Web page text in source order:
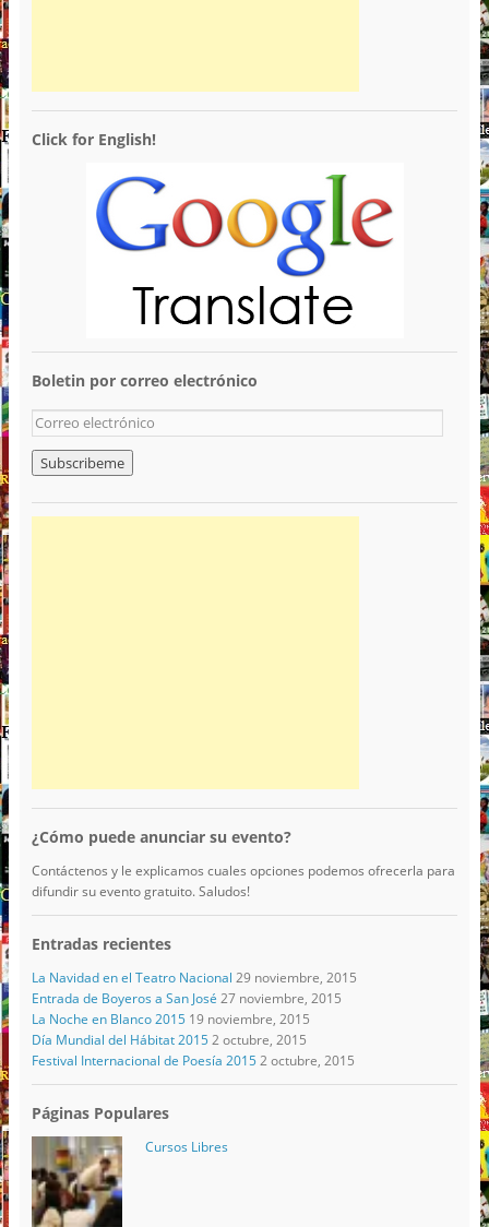
Click for English!
Boletin por correo electrónico
¿Cómo puede anunciar su evento?
Contáctenos y le explicamos cuales opciones podemos ofrecerla para
difundir su evento gratuito. Saludos!
Entradas recientes
La Navidad en el Teatro Nacional 29 noviembre, 2015
Entrada de Boyeros a San José 27 noviembre, 2015
La Noche en Blanco 2015 19 noviembre, 2015
Día Mundial del Hábitat 2015 2 octubre, 2015
Festival Internacional de Poesía 2015 2 octubre, 2015
Páginas Populares
Cursos Libres